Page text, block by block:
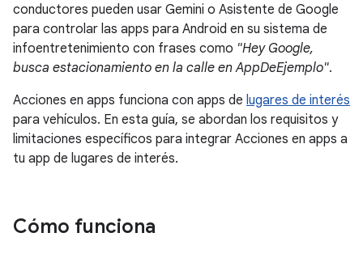
conductores pueden usar Gemini o Asistente de Google
para controlar las apps para Android en su sistema de
infoentretenimiento con frases como "Hey Google,
busca estacionamiento en la calle en AppDeEjemplo".
Acciones en apps funciona con apps de lugares de interés
para vehículos. En esta guía, se abordan los requisitos y
limitaciones específicos para integrar Acciones en apps a
tu app de lugares de interés.
Cómo funciona